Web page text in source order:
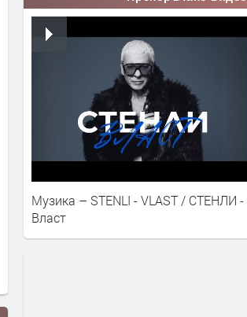
Музика – STENLI - VLAST / СТЕНЛИ -
Власт